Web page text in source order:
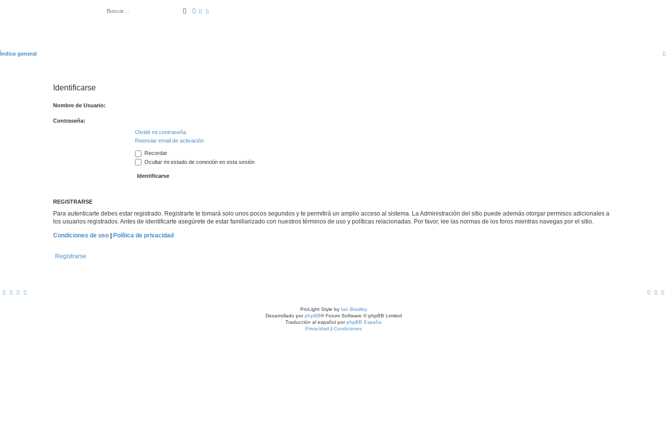
BuscarBúsqueda avanzada
Índice general
Identificarse
Nombre de Usuario:
Contraseña:
Olvidé mi contraseña
Reenviar email de activación
Recordar
Ocultar mi estado de conexión en esta sesión
REGISTRARSE
Para autenticarte debes estar registrado. Registrarte te tomará solo unos pocos segundos y te permitirá un amplio acceso al sistema. La Administración del sitio puede además otorgar permisos adicionales a
los usuarios registrados. Antes de identificarte asegúrete de estar familiarizado con nuestros términos de uso y políticas relacionadas. Por favor, lee las normas de los foros mientras navegas por el sitio.
Condiciones de uso | Política de privacidad
Registrarse
ProLight Style by Ian Bradley
Desarrollado porphpBB® Forum Software © phpBB Limited
Traducción al español porphpBB España
Privacidad | Condiciones